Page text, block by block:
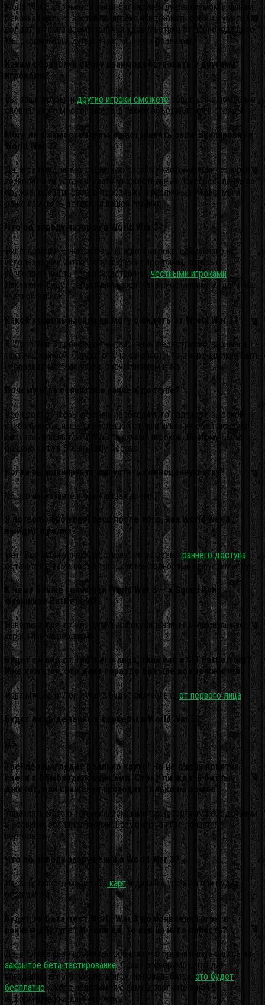
World War 3 стремится найти баланс между реализмом и фаном.
Основная цель — заставить игрока чувствовать себя и думать как
солдат, в то же время получая удовольствие от происходящего.
Мы стремимся к аутентичности, а не к реализму
Каким образом я смогу взаимодействовать с другими
игроками?
Вы, ваши друзья идругие игроки сможетеобщаться с помощью
специального мессенджера, а также объединяться в отряды.
Могу ли я самостоятельно настраивать свою экипировку в
World War 3?
Да, игра предлагает обширную систему кастомизации, которая
позволит вам устанавливать множественные приспособления на
оружие, одевать своего персонажа в различные униформы и
даже изменять детали на вашей технике.
Что по поводу читеров в World War 3?
Наша позиция — наказывать каждого игрока, пойманного на
использовании читов и специальных программ, которые
позволяют иметь превосходство надчестными игроками.
Наказания будут серьезными, включая приостановку и удаление
учетной записи.
Какой уровень насилия я могу ожидать от World War 3?
В World War 3 происходят интенсивные перестрелки, взрывы и
тактический бой. Однако это не означает, что в игре должно быть
неоправданное насилие с расчленением и т.п.
Почему игра появится в раннем доступе?
Все просто. Чтобы достичь необходимого баланса и высокой
стабильности, нашей небольшой студии никак не обойтись без
серьезных испытаний WW3 тысячами игроков. Поэтому было
решено идти в Steam Early Access.
Когда вы планируете выпустить полноценную игру?
Об это вы узнаете в ближайшее время.
Я потеряю свой прогресс после того, как World War 3
выйдет в релиз?
Нет! Все ваши успехи, достигнутые во времяраннего доступа
останутся с вами после того, как мы полностью выпустим игру.
К чему ближе геймплей World War 3 — к Squad или
франшизе Battlefield?
Наверное, где-то между. Мы сфокусированы на максимально
играбельном реализме.
Будет ли вид от третьего лица, типа как в SW Battlefront?
Мне кажется, это дает гораздо больше возможностей.
Извините, но в World War 3 будет вид только от первого лица
Будут ли выделенные серверы в World War 3?
Да.
Трейлер выглядит реально круто! Но не очень понятна
сцена с бомбардировщиками. Стоит ли ждать битвы
джетов, или сражения проходят только на земле?
Управлять можно только наземными транспортными средствами
и боевыми беспилотниками. Возможно, в игре появятся
вертолёты.
Что по поводу разрушений в World War 3?
Из-за большого масштаба карти дизайна уровней они будут
ограничены.
Будет ли бета-тест World War 3 до появления игры в
раннем доступе? И если да, то как на него попасть?
Да, в ближайшее время мы собираемся организовать запись на
закрытое бета-тестирование. Сразу оговоримся, что для
попадания на него покупать игру не понадобится, это будет
бесплатно. Скоро поделимся с вами дополнительной
информацией на данную тему.